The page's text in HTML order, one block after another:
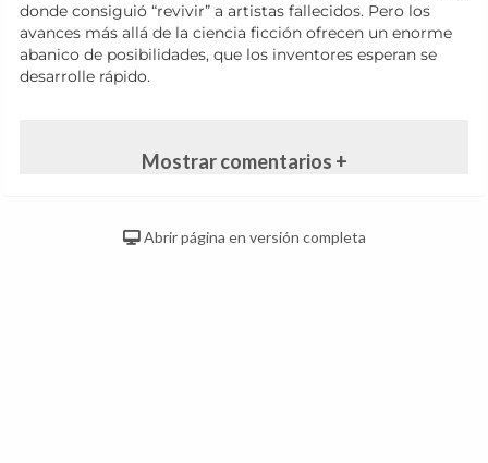
donde consiguió “revivir” a artistas fallecidos. Pero los
avances más allá de la ciencia ficción ofrecen un enorme
abanico de posibilidades, que los inventores esperan se
desarrolle rápido.
Mostrar comentarios +
Abrir página en versión completa